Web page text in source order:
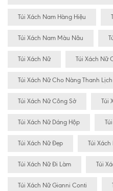
Túi Xách Nam Hàng Hiệu
Túi Xách Nam Màu Nâu
Túi Xách Nữ Túi Xách Nữ
Túi Xách Nữ Cho Nàng Thanh Lịch
Túi Xách Nữ Công Sở Túi
Túi Xách Nữ Dáng Hộp
Túi Xách Nữ Đẹp Túi
Túi Xách Nữ Đi Làm Túi
Túi Xách Nữ Gianni Conti